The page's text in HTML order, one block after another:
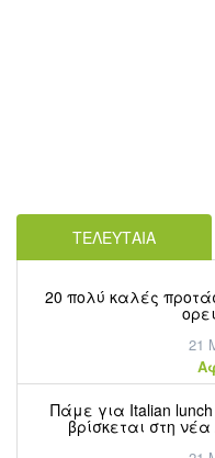
ΤΕΛΕΥΤΑΙΑ
20 πολύ καλές
21
Πάμε για Italian
βρίσκεται στη